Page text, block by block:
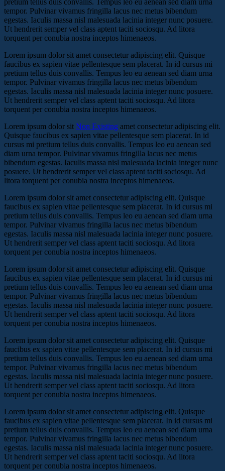
pretium tellus duis convallis. Tempus leo eu aenean sed diam urna
tempor. Pulvinar vivamus fringilla lacus nec metus bibendum
egestas. Iaculis massa nisl malesuada lacinia integer nunc posuere.
Ut hendrerit semper vel class aptent taciti sociosqu. Ad litora
torquent per conubia nostra inceptos himenaeos.
Lorem ipsum dolor sit amet consectetur adipiscing elit. Quisque
faucibus ex sapien vitae pellentesque sem placerat. In id cursus mi
pretium tellus duis convallis. Tempus leo eu aenean sed diam urna
tempor. Pulvinar vivamus fringilla lacus nec metus bibendum
egestas. Iaculis massa nisl malesuada lacinia integer nunc posuere.
Ut hendrerit semper vel class aptent taciti sociosqu. Ad litora
torquent per conubia nostra inceptos himenaeos.
Lorem ipsum dolor sit Non Existing amet consectetur adipiscing elit.
Quisque faucibus ex sapien vitae pellentesque sem placerat. In id
cursus mi pretium tellus duis convallis. Tempus leo eu aenean sed
diam urna tempor. Pulvinar vivamus fringilla lacus nec metus
bibendum egestas. Iaculis massa nisl malesuada lacinia integer nunc
posuere. Ut hendrerit semper vel class aptent taciti sociosqu. Ad
litora torquent per conubia nostra inceptos himenaeos.
Lorem ipsum dolor sit amet consectetur adipiscing elit. Quisque
faucibus ex sapien vitae pellentesque sem placerat. In id cursus mi
pretium tellus duis convallis. Tempus leo eu aenean sed diam urna
tempor. Pulvinar vivamus fringilla lacus nec metus bibendum
egestas. Iaculis massa nisl malesuada lacinia integer nunc posuere.
Ut hendrerit semper vel class aptent taciti sociosqu. Ad litora
torquent per conubia nostra inceptos himenaeos.
Lorem ipsum dolor sit amet consectetur adipiscing elit. Quisque
faucibus ex sapien vitae pellentesque sem placerat. In id cursus mi
pretium tellus duis convallis. Tempus leo eu aenean sed diam urna
tempor. Pulvinar vivamus fringilla lacus nec metus bibendum
egestas. Iaculis massa nisl malesuada lacinia integer nunc posuere.
Ut hendrerit semper vel class aptent taciti sociosqu. Ad litora
torquent per conubia nostra inceptos himenaeos.
Lorem ipsum dolor sit amet consectetur adipiscing elit. Quisque
faucibus ex sapien vitae pellentesque sem placerat. In id cursus mi
pretium tellus duis convallis. Tempus leo eu aenean sed diam urna
tempor. Pulvinar vivamus fringilla lacus nec metus bibendum
egestas. Iaculis massa nisl malesuada lacinia integer nunc posuere.
Ut hendrerit semper vel class aptent taciti sociosqu. Ad litora
torquent per conubia nostra inceptos himenaeos.
Lorem ipsum dolor sit amet consectetur adipiscing elit. Quisque
faucibus ex sapien vitae pellentesque sem placerat. In id cursus mi
pretium tellus duis convallis. Tempus leo eu aenean sed diam urna
tempor. Pulvinar vivamus fringilla lacus nec metus bibendum
egestas. Iaculis massa nisl malesuada lacinia integer nunc posuere.
Ut hendrerit semper vel class aptent taciti sociosqu. Ad litora
torquent per conubia nostra inceptos himenaeos.